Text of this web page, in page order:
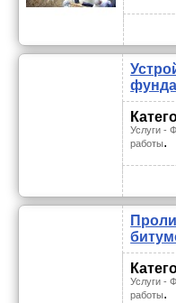
Услуги -
работы.
Услуги -
работы.